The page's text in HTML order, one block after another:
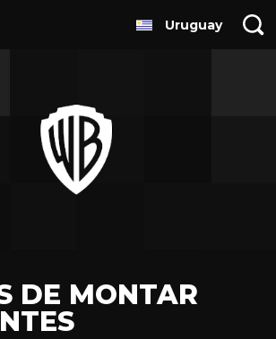
Uruguay
DE MONTAR